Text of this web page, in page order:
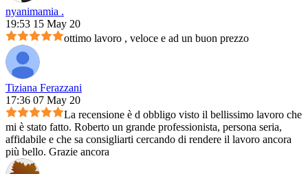
nyanimamia .
19:53 15 May 20
ottimo lavoro , veloce e ad un buon prezzo
Tiziana Ferazzani
17:36 07 May 20
La recensione è d obbligo visto il bellissimo lavoro che
mi è stato fatto. Roberto un grande professionista, persona seria,
affidabile e che sa consigliarti cercando di rendere il lavoro ancora
più bello. Grazie ancora